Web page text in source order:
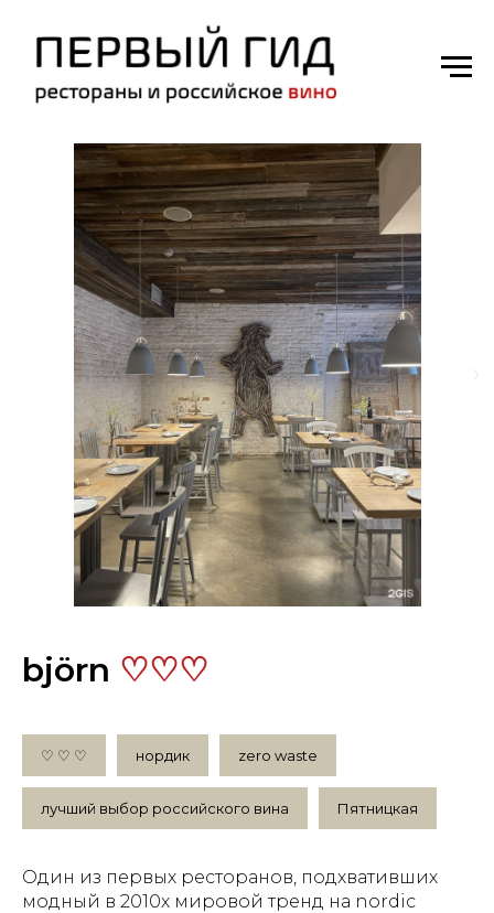
björn ♡♡♡
♡ ♡ ♡ нордик zero waste
лучший выбор российского вина Пятницкая
Один из первых ресторанов, подхвативших
модный в 2010х мировой тренд на nordic